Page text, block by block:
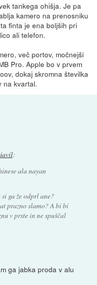
tankega ohišja. Je pa
kamero na prenosniku
finta je ena boljših pri
ali telefon.
več portov, močnejši
Pro. Apple bo v prvem
dokaj skromna številka
na kvartal.
:
ala nayan
ga že odprl ane?
prazno slamo? A bi bi
v prste in ne spuščal
ga jabka proda v alu